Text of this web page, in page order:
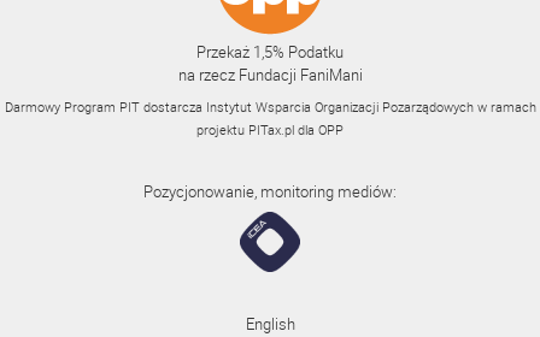
Przekaż 1,5% Podatku
na rzecz Fundacji FaniMani
Darmowy Program PIT dostarcza Instytut Wsparcia Organizacji Pozarządowych w ramach
projektu PITax.pl dla OPP
Pozycjonowanie, monitoring mediów:
English